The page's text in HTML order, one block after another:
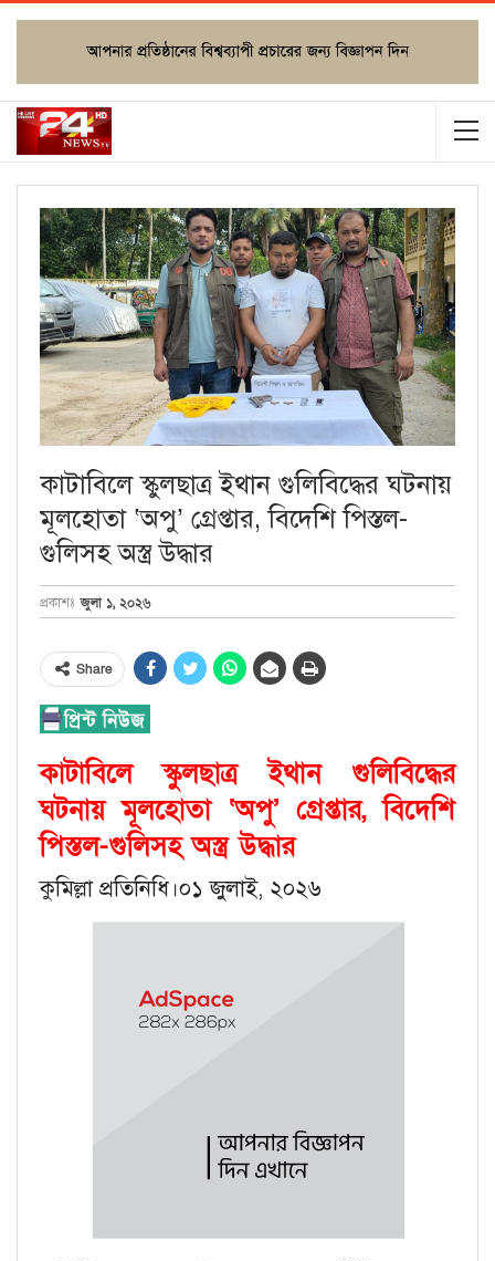
কাটাবিলে স্কুলছাত্র ইথান গুলিবিদ্ধের ঘটনায়
মূলহোতা ‘অপু’ গ্রেপ্তার, বিদেশি পিস্তল-
গুলিসহ অস্ত্র উদ্ধার
প্রকাশঃ জুলা ১, ২০২৬
Share
কাটাবিলে স্কুলছাত্র ইথান গুলিবিদ্ধের
ঘটনায় মূলহোতা ‘অপু’ গ্রেপ্তার, বিদেশি
পিস্তল-গুলিসহ অস্ত্র উদ্ধার
কুমিল্লা প্রতিনিধি।০১ জুলাই, ২০২৬